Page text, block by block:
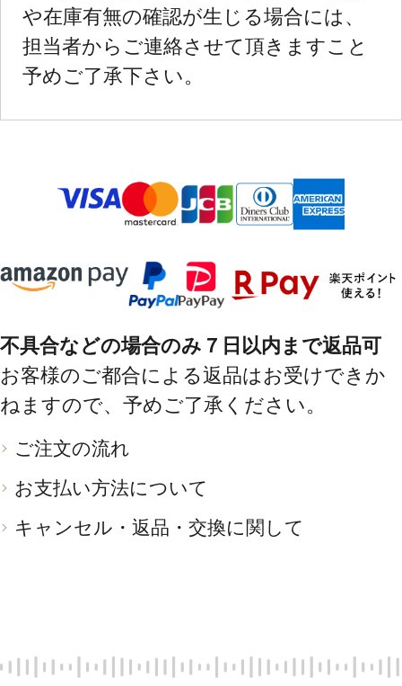
や在庫有無の確認が生じる場合には、
担当者からご連絡させて頂きますこと
予めご了承下さい。
不具合などの場合のみ７日以内まで返品可
お客様のご都合による返品はお受けできか
ねますので、予めご了承ください。
ご注文の流れ
お支払い方法について
キャンセル・返品・交換に関して